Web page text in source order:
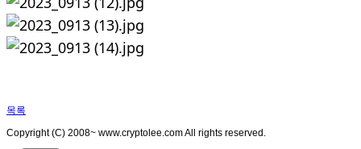
목록
Copyright (C) 2008~ www.cryptolee.com All rights reserved.